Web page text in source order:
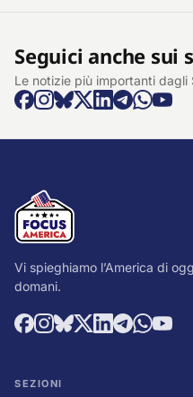
Seguici anche sui
Le notizie più importanti dagli
Vi spieghiamo l’America di
domani.
SEZIONI